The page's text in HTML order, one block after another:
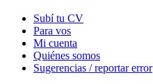
Subí tu CV
Para vos
Mi cuenta
Quiénes somos
Sugerencias / reportar error